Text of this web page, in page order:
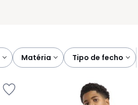
matéria tipo de fecho